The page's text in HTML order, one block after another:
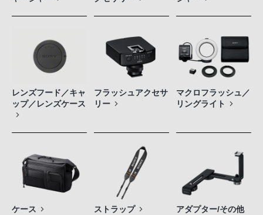
レンズフード／キャ
ップ／レンズケース
フラッシュアクセサ
リー
マクロフラッシュ／
リングライト
ケース ストラップ アダプター/その他